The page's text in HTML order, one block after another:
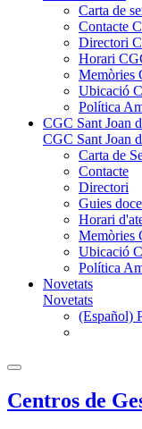
Carta de
Contacte
Directori
Horari
Memòries
Ubicació
Política
CGC Sant Joan
CGC Sant Joan
Carta de
Contacte
Directori
Guies
Horari
Memòries
Ubicació
Política
Novetats
Novetats
(Español)
Centros de